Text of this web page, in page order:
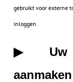
gebruikt voor externe
inloggen.
▶